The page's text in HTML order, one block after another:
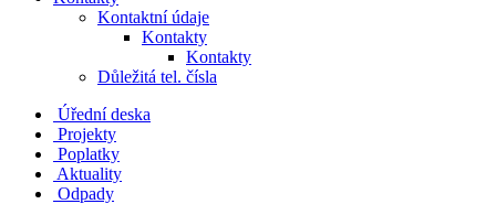
Kontaktní údaje
Kontakty
Kontakty
Důležitá tel. čísla
Úřední deska
Projekty
Poplatky
Aktuality
Odpady